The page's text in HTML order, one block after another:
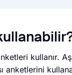
kullanır.
anketlerini